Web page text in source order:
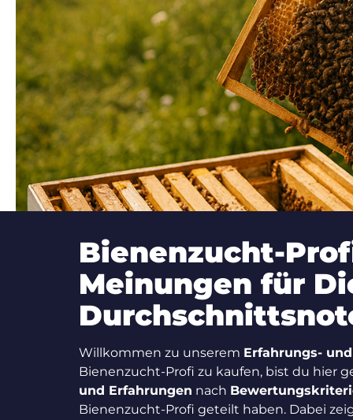
Bienenzucht-
Meinungen für
Willkommen zu unserem Erfahrungs-
Bienenzucht-Profi zu kaufen, bist du hier
und Erfahrungen nach
Bienenzucht-Profi geteilt haben. Dabei